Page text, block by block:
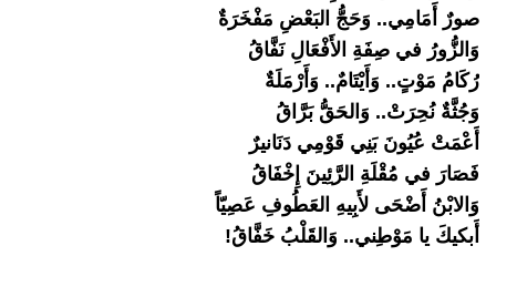
صورٌ أَمَامِي.. وَحَجُّ البَعْضِ مَفْخَرَةٌ
وَالزُّورُ في صِفَةِ الأَفْعَالِ نَفَّاقُ
رُكَامُ مَوْتٍ.. وَأَيْتَامٌ.. وَأَرْمَلَةٌ
وَجُثَّةٌ نُحِرَتْ.. وَالحَقُّ بَرَّاقُ
أَعْمَتْ عُيُونَ بَنِي قَوْمِي دَنَانيرٌ
فَصَارَ في مُقْلَةِ الرَّئِينَ إِخْفَاقُ
وَالابْنُ أَضْحَى لأَبِيهِ العَطُوفِ عَصِيّاً
أَبكيكَ يا مَوْطِني.. وَالقَلْبُ خَفَّاقُ!